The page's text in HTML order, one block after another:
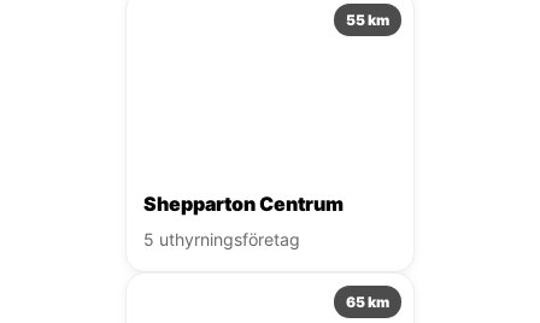
55 km
Shepparton Centrum
5 uthyrningsföretag
65 km